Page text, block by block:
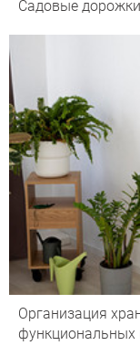
Садовые
Организация
функциональных